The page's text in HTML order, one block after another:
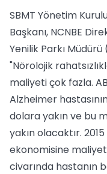
SBMT Yönetim
Başkanı, NCNBE
Yenilik Parkı
"Nörolojik
maliyeti çok fazla.
Alzheimer
dolara yakın ve bu
yakın olacaktır.
ekonomisine
civarında hastanın